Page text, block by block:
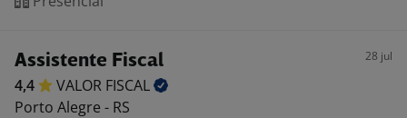
Assistente Fiscal 28 jul
4,4 VALOR FISCAL
Porto Alegre - RS